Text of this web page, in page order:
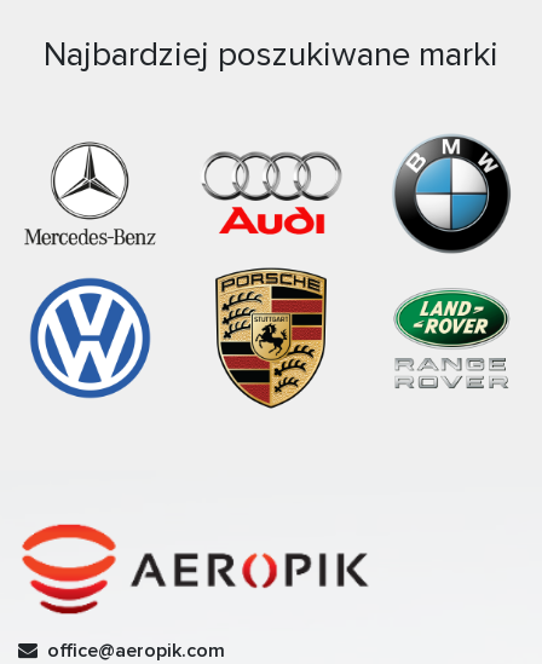
Najbardziej poszukiwane marki
office@aeropik.com